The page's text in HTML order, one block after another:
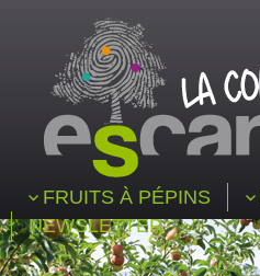
FRUITS À PÉPINS
NEWSLETTER